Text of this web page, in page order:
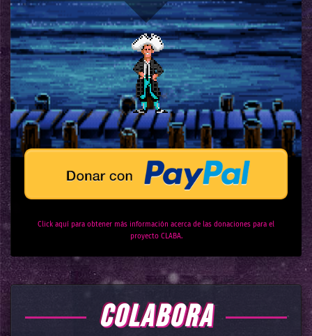
Click aquí para obtener más información acerca de las donaciones para el
proyecto CLABA.
COLABORA